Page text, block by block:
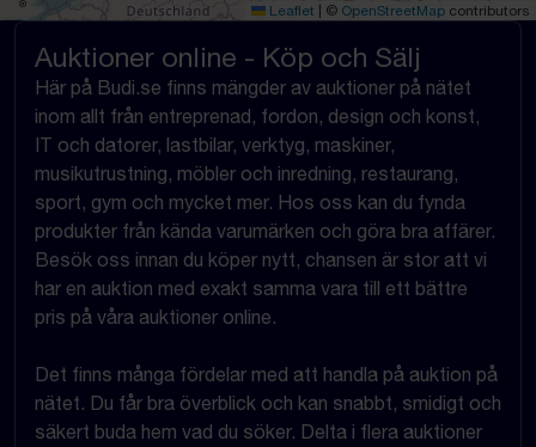
Leaflet | © OpenStreetMap contributors
Auktioner online - Köp och Sälj
Här på Budi.se finns mängder av auktioner på nätet
inom allt från entreprenad, fordon, design och konst,
IT och datorer, lastbilar, verktyg, maskiner,
musikutrustning, möbler och inredning, restaurang,
sport, gym och mycket mer. Hos oss kan du fynda
produkter från kända varumärken och göra bra affärer.
Besök oss innan du köper nytt, chansen är stor att vi
har en auktion med exakt samma vara till ett bättre
pris på våra auktioner online.
Det finns många fördelar med att handla på auktion på
nätet. Du får bra överblick och kan snabbt, smidigt och
säkert buda hem vad du söker. Delta i flera auktioner